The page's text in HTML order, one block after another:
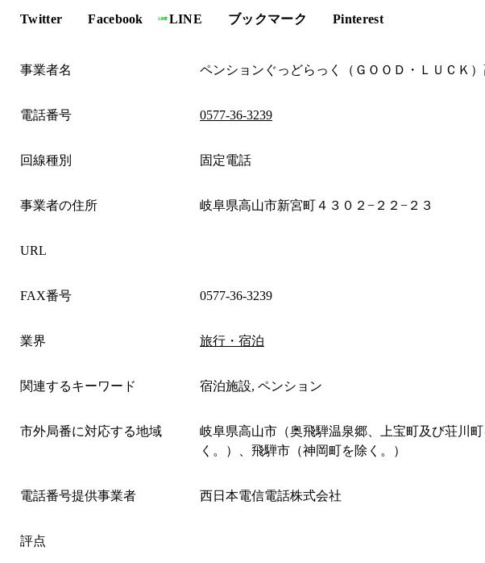
Twitter Facebook LINE ブックマーク Pinterest
事業者名 ペンションぐっどらっく（ＧＯＯＤ・ＬＵＣＫ
電話番号 0577-36-3239
回線種別 固定電話
事業者の住所 岐阜県高山市新宮町４３０２−２２−２３
URL
FAX番号 0577-36-3239
業界 旅行・宿泊
関連するキーワード 宿泊施設, ペンション
市外局番に対応する地域
岐阜県高山市（奥飛騨温泉郷、上宝町及び荘川
く。）、飛騨市（神岡町を除く。）
電話番号提供事業者 西日本電信電話株式会社
評点